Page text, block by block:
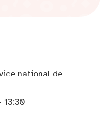
national de